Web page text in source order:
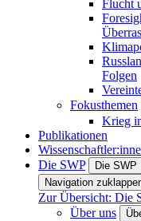
Flucht
Folgen
Fokusthemen
Krieg
Publikationen
Die SWP
Die SWP
Navigation
Zur Übersicht: Die
Über uns